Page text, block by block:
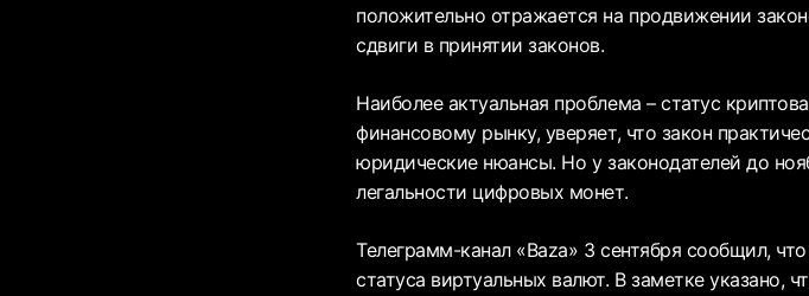
положительно отражается на продвижении
сдвиги в принятии законов.
Наиболее актуальная проблема – статус
финансовому рынку, уверяет, что закон
юридические нюансы. Но у законодателей до
легальности цифровых монет.
Телеграмм-канал «Baza» 3 сентября сообщил,
статуса виртуальных валют. В заметке указано,